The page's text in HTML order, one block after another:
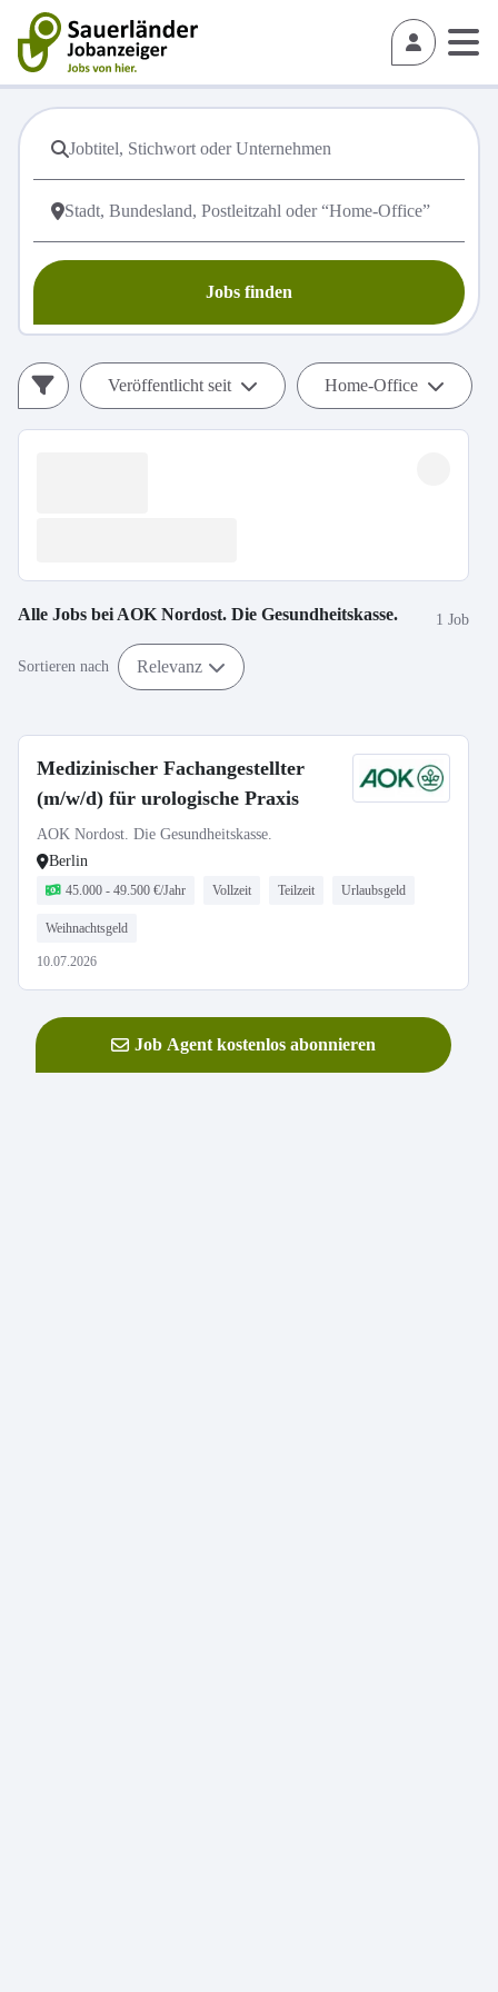
Jobs finden
Veröffentlicht seit Home-Office
Alle Jobs bei AOK Nordost. Die Gesundheitskasse. 1 Job
Sortieren nach Relevanz
Medizinischer Fachangestellter
(m/w/d) für urologische Praxis
AOK Nordost. Die Gesundheitskasse.
Berlin
45.000 - 49.500 €/Jahr Vollzeit Teilzeit Urlaubsgeld
Weihnachtsgeld
10.07.2026
Job Agent kostenlos abonnieren